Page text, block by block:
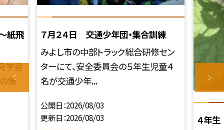
紙飛
学習
探
７月２４日 交通少年団・集合訓練
みよし市の中部トラック総合研修セン
ターにて、安全委員会の５年生児童４
名が交通少年...
公開日 2026/08/03
更新日 2026/08/03
４年